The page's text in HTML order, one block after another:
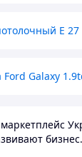
E 27
Galaxy